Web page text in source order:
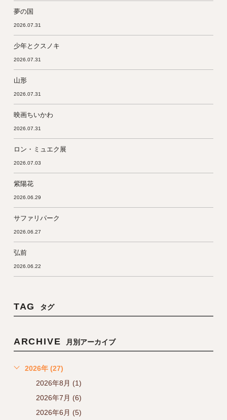
夢の国
2026.07.31
少年とクスノキ
2026.07.31
山形
2026.07.31
映画ちいかわ
2026.07.31
ロン・ミュエク展
2026.07.03
紫陽花
2026.06.29
サファリパーク
2026.06.27
弘前
2026.06.22
TAG タグ
ARCHIVE 月別アーカイブ
2026年 (27)
2026年8月 (1)
2026年7月 (6)
2026年6月 (5)